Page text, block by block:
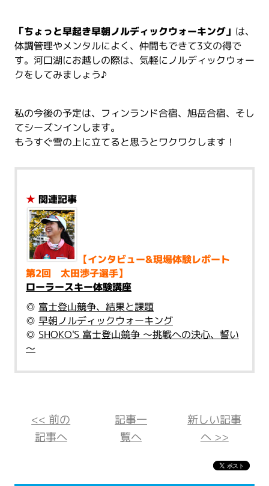
「ちょっと早起き早朝ノルディックウォーキング」 は、
体調管理やメンタルによく、仲間もできて3文の得で
す。河口湖にお越しの際は、気軽にノルディックウォー
クをしてみましょう♪
私の今後の予定は、フィンランド合宿、旭岳合宿、そし
てシーズンインします。
もうすぐ雪の上に立てると思うとワクワクします！
★ 関連記事
【インタビュー&現場体験レポート
第2回 太田渉子選手】
ローラースキー体験講座
◎ 富士登山競争、結果と課題
◎ 早朝ノルディックウォーキング
◎ SHOKO'S 富士登山競争 ～挑戦への決心、誓い
～
<< 前の
記事へ
記事一
覧へ
新しい記事
へ >>